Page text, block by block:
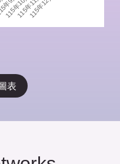
115年10月
115年11月
115年12月
表